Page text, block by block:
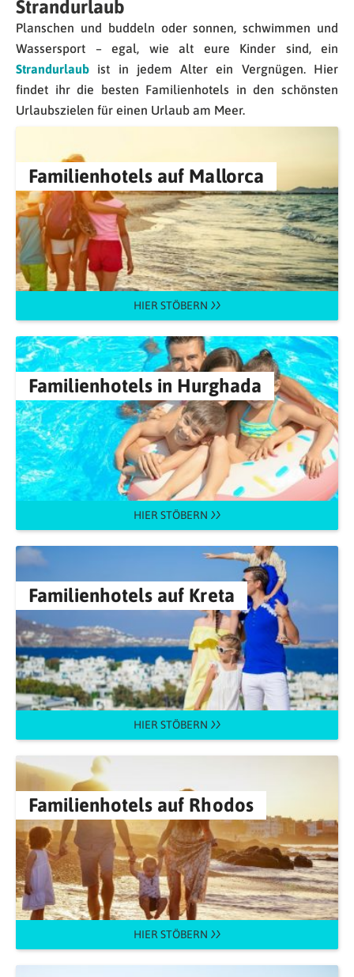
Strandurlaub
Planschen und buddeln oder sonnen, schwimmen und
Wassersport – egal, wie alt eure Kinder sind, ein
Strandurlaub ist in jedem Alter ein Vergnügen. Hier
findet ihr die besten Familienhotels in den schönsten
Urlaubszielen für einen Urlaub am Meer.
Familienhotels auf Mallorca
HIER STÖBERN
Familienhotels in Hurghada
HIER STÖBERN
Familienhotels auf Kreta
HIER STÖBERN
Familienhotels auf Rhodos
HIER STÖBERN